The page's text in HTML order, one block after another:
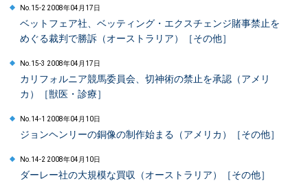
No.15-2 2008年04月17日
ベットフェア社、ベッティング・エクスチェンジ賭事禁止を
めぐる裁判で勝訴（オーストラリア）［その他］
No.15-3 2008年04月17日
カリフォルニア競馬委員会、切神術の禁止を承認（アメリ
カ）［獣医・診療］
No.14-1 2008年04月10日
ジョンヘンリーの銅像の制作始まる（アメリカ）［その他］
No.14-2 2008年04月10日
ダーレー社の大規模な買収（オーストラリア）［その他］